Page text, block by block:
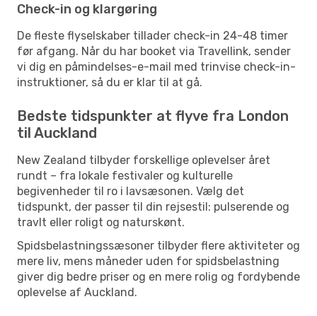
Check-in og klargøring
De fleste flyselskaber tillader check-in 24-48 timer
før afgang. Når du har booket via Travellink, sender
vi dig en påmindelses-e-mail med trinvise check-in-
instruktioner, så du er klar til at gå.
Bedste tidspunkter at flyve fra London
til Auckland
New Zealand tilbyder forskellige oplevelser året
rundt – fra lokale festivaler og kulturelle
begivenheder til ro i lavsæsonen. Vælg det
tidspunkt, der passer til din rejsestil: pulserende og
travlt eller roligt og naturskønt.
Spidsbelastningssæsoner tilbyder flere aktiviteter og
mere liv, mens måneder uden for spidsbelastning
giver dig bedre priser og en mere rolig og fordybende
oplevelse af Auckland.